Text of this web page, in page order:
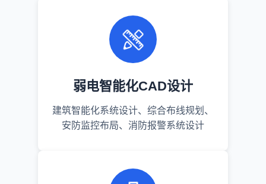
弱电智能化CAD设计
建筑智能化系统设计、综合布线规划、
安防监控布局、消防报警系统设计